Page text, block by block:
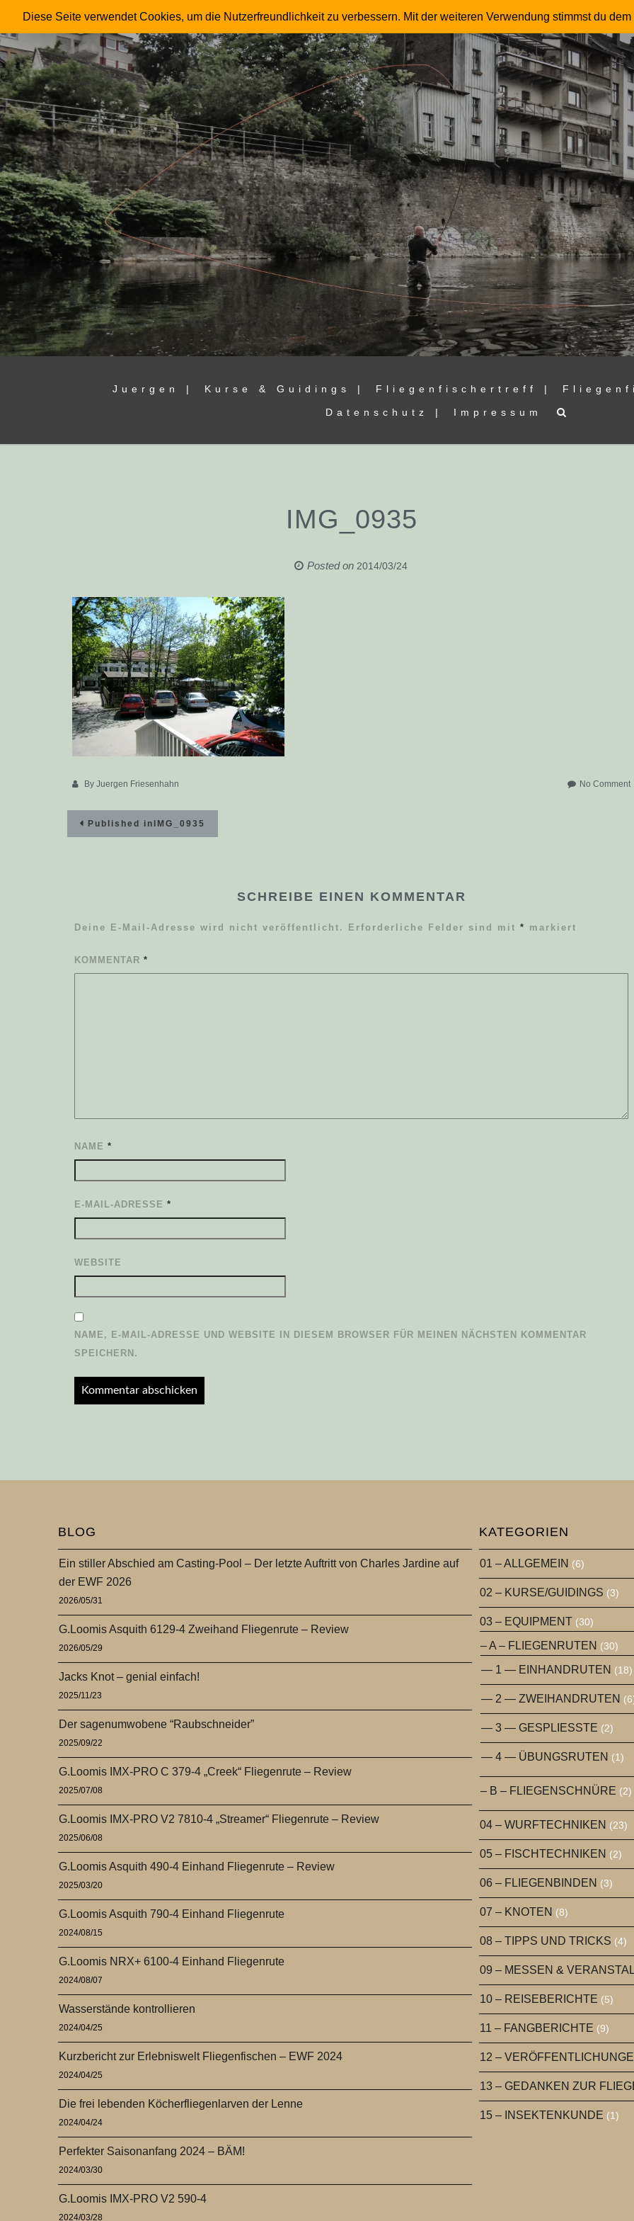
Skip
to
content
FRIESENHAHN – Fliegenfischer – Master Instruktor –
Juergen | Kurse & Guidings | Fliegenfischertreff |
Datenschutz | Impressum
IMG_0935
Posted on 2014/03/24
ByJuergen Friesenhahn No Comment
Beitragsnavigation
Published in IMG_0935
SCHREIBE EINEN KOMMENTAR
Deine E-Mail-Adresse wird nicht veröffentlicht. Erforderliche Felder sind mit* markiert
KOMMENTAR*
NAME*
E-MAIL-ADRESSE*
WEBSITE
NAME, E-MAIL-ADRESSE UND WEBSITE IN DIESEM BROWSER FÜR MEINEN NÄCHSTEN KOMMENTAR
SPEICHERN.
BLOG
Ein stiller Abschied am Casting-Pool – Der letzte Auftritt von Charles Jardine auf
der EWF 2026
2026/05/31
G.Loomis Asquith 6129-4 Zweihand Fliegenrute – Review
2026/05/29
Jacks Knot – genial einfach!
2025/11/23
Der sagenumwobene “Raubschneider”
2025/09/22
G.Loomis IMX-PRO C 379-4 „Creek“ Fliegenrute – Review
2025/07/08
G.Loomis IMX-PRO V2 7810-4 „Streamer“ Fliegenrute – Review
2025/06/08
G.Loomis Asquith 490-4 Einhand Fliegenrute – Review
2025/03/20
G.Loomis Asquith 790-4 Einhand Fliegenrute
2024/08/15
G.Loomis NRX+ 6100-4 Einhand Fliegenrute
2024/08/07
Wasserstände kontrollieren
2024/04/25
Kurzbericht zur Erlebniswelt Fliegenfischen – EWF 2024
2024/04/25
Die frei lebenden Köcherfliegenlarven der Lenne
2024/04/24
Perfekter Saisonanfang 2024 – BÄM!
2024/03/30
G.Loomis IMX-PRO V2 590-4
2024/03/28
KATEGORIEN
01 – ALLGEMEIN (6)
02 – KURSE/GUIDINGS (3)
03 – EQUIPMENT (30)
– A – FLIEGENRUTEN (30)
— 1 — EINHANDRUTEN (18)
— 2 — ZWEIHANDRUTEN
— 3 — GESPLIESSTE (2)
— 4 — ÜBUNGSRUTEN (1)
– B – FLIEGENSCHNÜRE (2)
04 – WURFTECHNIKEN (23)
05 – FISCHTECHNIKEN (2)
06 – FLIEGENBINDEN (3)
07 – KNOTEN (8)
08 – TIPPS UND TRICKS (4)
09 – MESSEN &
10 – REISEBERICHTE (5)
11 – FANGBERICHTE (9)
12 –
13 – GEDANKEN ZUR
15 – INSEKTENKUNDE (1)
Diese Seite verwendet Cookies, um die Nutzerfreundlichkeit zu verbessern. Mit der weiteren Verwendung stimmst du dem